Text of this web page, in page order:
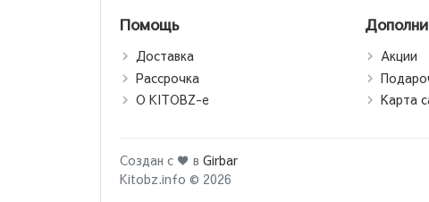
Помощь
Доставка
Рассрочка
О KITOBZ-е
Акции
Карта
Создан с ♥ в Girbar
Kitobz.info © 2026